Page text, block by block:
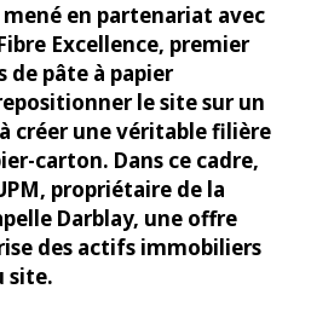
en partenariat avec
Excellence, premier
pâte à papier
le site sur un
créer une véritable filière
carton. Dans ce cadre,
propriétaire de la
Darblay, une offre
des actifs immobiliers
site.